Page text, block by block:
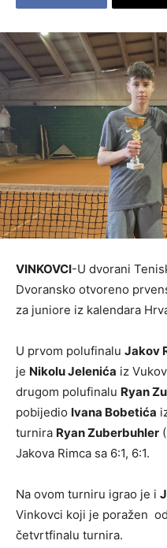
VINKOVCI-U dvorani
Dvoransko otvoreno
za juniore iz kalendara
U prvom polufinalu Jakov
je Nikolu Jelenića iz
drugom polufinalu Ryan
pobijedio Ivana Bobetića
turnira Ryan Zuberbuhler
Jakova Rimca sa 6:1, 6:1.
Na ovom turniru igrao je i
Vinkovci koji je poražen
četvrtfinalu turnira.